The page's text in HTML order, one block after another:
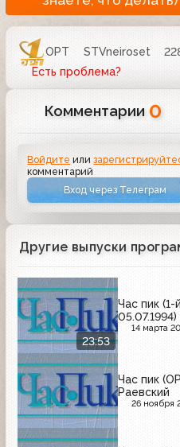
ОРТ STVneiroset
Есть проблема?
Комментарии 0
Войдите или
комментарий
Вход через Телеграм
Другие выпуски
23:53
Час пик (1-
14 марта
Час пик
Раевский
26 ноября